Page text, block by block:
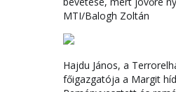
MTI/Balogh Zoltán
Hajdu János, a
főigazgatója a Margit